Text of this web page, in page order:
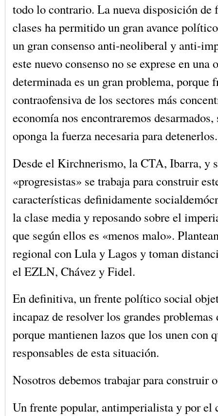
todo lo contrario. La nueva disposición de
clases ha permitido un gran avance
un gran consenso anti-neoliberal y anti-
este nuevo consenso no se exprese en una
determinada es un gran problema, porque
contraofensiva de los sectores más
economía nos encontraremos
oponga la fuerza necesaria para detenerlos.
Desde el Kirchnerismo, la CTA, Ibarra, y
«progresistas» se trabaja para construir
características definidamente
la clase media y reposando sobre el
que según ellos es «menos malo».
regional con Lula y Lagos y toman
el EZLN, Chávez y Fidel.
En definitiva, un frente político social
incapaz de resolver los grandes problemas
porque mantienen lazos que los unen con
responsables de esta situación.
Nosotros debemos trabajar para construir
Un frente popular, antimperialista y por el